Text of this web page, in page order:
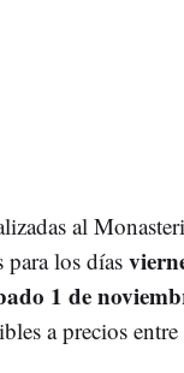
al
para los días
1 de
a precios entre